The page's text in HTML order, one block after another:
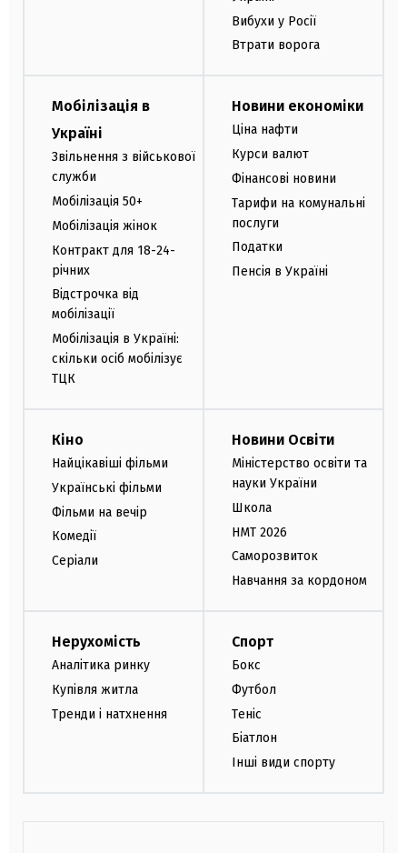
Вибухи у Росії
Втрати ворога
Мобілізація в
Україні
Звільнення з військової
служби
Мобілізація 50+
Мобілізація жінок
Контракт для 18-24-
річних
Відстрочка від
мобілізації
Мобілізація в Україні:
скільки осіб мобілізує
ТЦК
Новини економіки
Ціна нафти
Курси валют
Фінансові новини
Тарифи на комунальні
послуги
Податки
Пенсія в Україні
Кіно
Найцікавіші фільми
Українські фільми
Фільми на вечір
Комедії
Серіали
Новини Освіти
Міністерство освіти та
науки України
Школа
НМТ 2026
Саморозвиток
Навчання за кордоном
Нерухомість
Аналітика ринку
Купівля житла
Тренди і натхнення
Спорт
Бокс
Футбол
Теніс
Біатлон
Інші види спорту